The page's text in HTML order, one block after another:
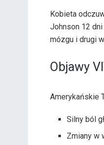
Kobieta
Johnson 12
mózgu i drugi w
Objawy
Amerykańskie
Silny ból
Zmiany w